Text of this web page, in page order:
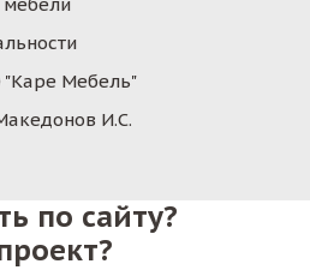
"Каре Мебель"
И.С.
по сайту?